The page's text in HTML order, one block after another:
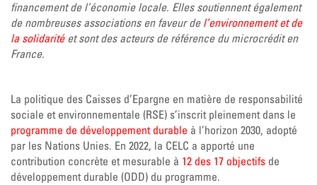
financement de l’économie locale. Elles soutiennent également
de nombreuses associations en faveur de l’environnement et de
la solidaritéet sont des acteurs de référence du microcrédit en
France.
La politique des Caisses d’Epargne en matière de responsabilité
sociale et environnementale (RSE) s’inscrit pleinement dans le
programme de développement durable à l’horizon 2030, adopté
par les Nations Unies. En 2022, la CELC a apporté une
contribution concrète et mesurable à 12 des 17 objectifs de
développement durable (ODD) du programme.